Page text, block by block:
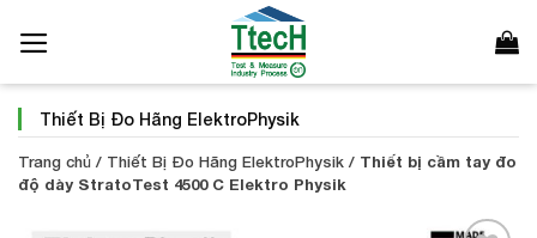
qua
dung
Thiết Bị Đo Hãng ElektroPhysik
Trang chủ / Thiết Bị Đo Hãng ElektroPhysik / Thiết bị cầm tay đo
độ dày StratoTest 4500 C Elektro Physik